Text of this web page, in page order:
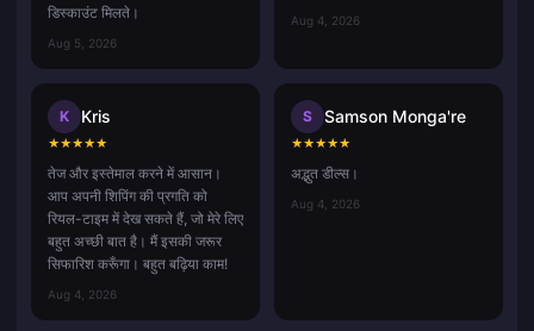
डिस्काउंट मिलते।
Aug 5, 2026
Aug 4, 2026
K Kris
★★★★★
तेज और इस्तेमाल करने में आसान।
आप अपनी शिपिंग की प्रगति को
रियल-टाइम में देख सकते हैं, जो मेरे लिए
बहुत अच्छी बात है। मैं इसकी जरूर
सिफारिश करूँगा। बहुत बढ़िया काम!
Aug 4, 2026
S Samson Monga're
★★★★★
अद्भुत डील्स।
Aug 4, 2026